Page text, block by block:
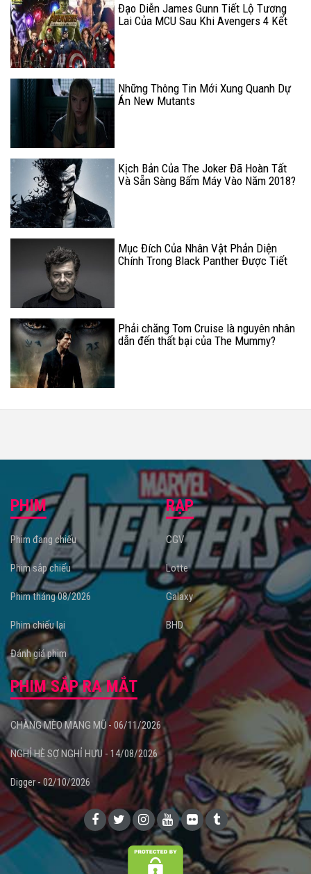
Đạo Diễn James Gunn Tiết Lộ Tương
Lai Của MCU Sau Khi Avengers 4 Kết
Những Thông Tin Mới Xung Quanh Dự
Án New Mutants
Kịch Bản Của The Joker Đã Hoàn Tất
Và Sẵn Sàng Bấm Máy Vào Năm 2018?
Mục Đích Của Nhân Vật Phản Diện
Chính Trong Black Panther Được Tiết
Phải chăng Tom Cruise là nguyên nhân
dẫn đến thất bại của The Mummy?
PHIM
Phim đang chiếu
Phim sắp chiếu
Phim tháng 08/2026
Phim chiếu lại
Đánh giá phim
RẠP
CGV
Lotte
Galaxy
BHD
PHIM SẮP RA MẮT
CHÀNG MÈO MANG MŨ - 06/11/2026
NGHỈ HÈ SỢ NGHỈ HƯU - 14/08/2026
Digger - 02/10/2026